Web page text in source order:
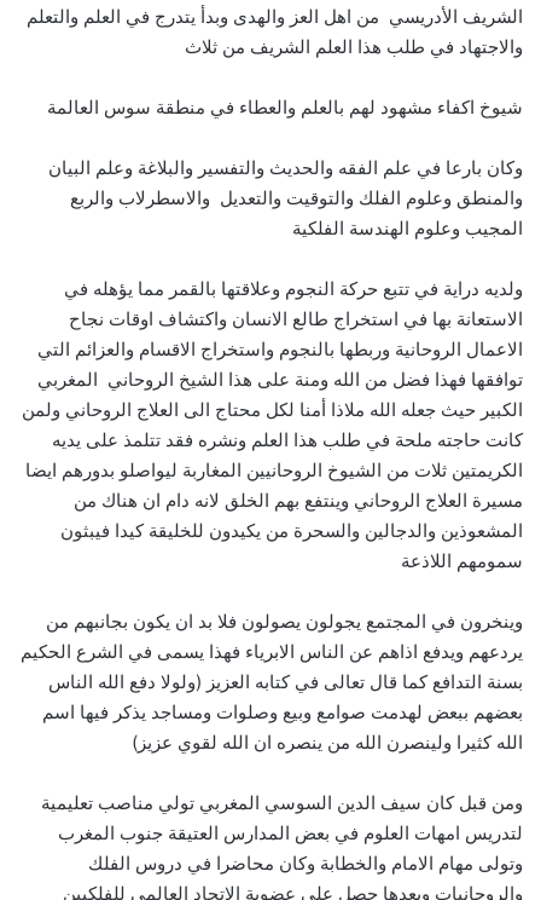
الشريف الأدريسي من اهل العز والهدى وبدأ يتدرج في العلم والتعلم
والاجتهاد في طلب هذا العلم الشريف من ثلاث
شيوخ اكفاء مشهود لهم بالعلم والعطاء في منطقة سوس العالمة
وكان بارعا في علم الفقه والحديث والتفسير والبلاغة وعلم البيان
والمنطق وعلوم الفلك والتوقيت والتعديل والاسطرلاب والربع
المجيب وعلوم الهندسة الفلكية
ولديه دراية في تتبع حركة النجوم وعلاقتها بالقمر مما يؤهله في
الاستعانة بها في استخراج طالع الانسان واكتشاف اوقات نجاح
الاعمال الروحانية وربطها بالنجوم واستخراج الاقسام والعزائم التي
توافقها فهذا فضل من الله ومنة على هذا الشيخ الروحاني المغربي
الكبير حيث جعله الله ملاذا أمنا لكل محتاج الى العلاج الروحاني ولمن
كانت حاجته ملحة في طلب هذا العلم ونشره فقد تتلمذ على يديه
الكريمتين ثلات من الشيوخ الروحانيين المغاربة ليواصلو بدورهم ايضا
مسيرة العلاج الروحاني وينتفع بهم الخلق لانه دام ان هناك من
المشعوذين والدجالين والسحرة من يكيدون للخليقة كيدا فيبثون
سمومهم اللاذعة
وينخرون في المجتمع يجولون يصولون فلا بد ان يكون بجانبهم من
يردعهم ويدفع اذاهم عن الناس الابرياء فهذا يسمى في الشرع الحكيم
بسنة التدافع كما قال تعالى في كتابه العزيز (ولولا دفع الله الناس
بعضهم ببعض لهدمت صوامع وبيع وصلوات ومساجد يذكر فيها اسم
الله كثيرا ولينصرن الله من ينصره ان الله لقوي عزيز)
ومن قبل كان سيف الدين السوسي المغربي تولي مناصب تعليمية
لتدريس امهات العلوم في بعض المدارس العتيقة جنوب المغرب
وتولى مهام الامام والخطابة وكان محاضرا في دروس الفلك
والروحانيات وبعدها حصل على عضوية الاتحاد العالمي للفلكيين